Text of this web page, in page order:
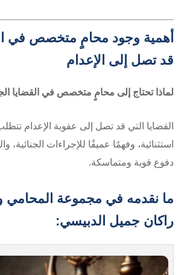
أهمية وجود محامٍ متخصص في
قد تصل إلى الإعدام
لماذا تحتاج إلى محامٍ متخصص في القضايا
القضايا التي قد تصل إلى عقوبة الإعدام
استثنائية، وفهمًا عميقًا للإجراءات الجنائية،
دفوع قوية ومتماسكة.
ما نقدمه في مجموعة المحامي
راكان جميل الدبيسي: